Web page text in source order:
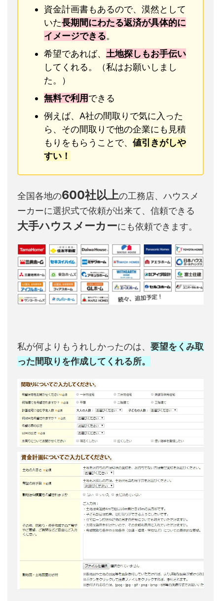
資金計画書もあるので、漠然として
いた長期間にわたる返済が具体的に
イメージできる。
希望であれば、 土地探しもお手伝い
してくれる。（私はお願いしまし
た。）
無料で利用できる
例えば、A社の間取りで気に入った
ら、その間取りで他の企業にも見積
もりをもらうことで、 値引きがしや
すい！
全国各地の600社以上の工務店、ハウスメ
ーカーに選択式で依頼が出来て、信頼できる
大手ハウスメーカーにも依頼できます。
私が何よりもうれしかったのは、 要望をくみ取
った間取りを作成してくれる所。